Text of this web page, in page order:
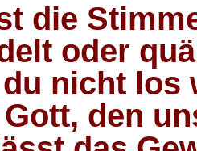
die
oder
nicht los
den